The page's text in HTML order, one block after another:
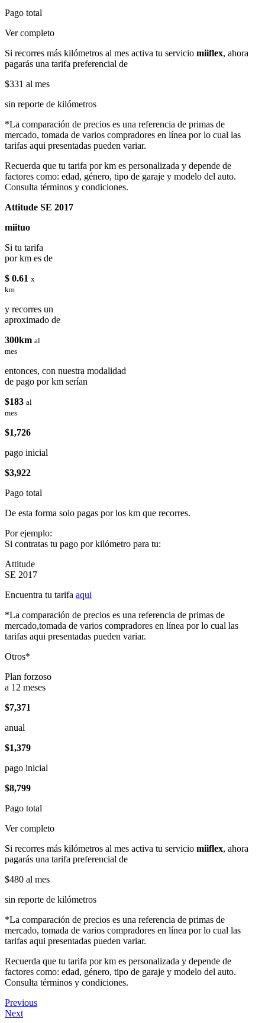
Pago total
Ver completo
Si recorres más kilómetros al mes activa tu servicio miiflex, ahora
pagarás una tarifa preferencial de
$331 al mes
sin reporte de kilómetros
*La comparación de precios es una referencia de primas de
mercado, tomada de varios compradores en línea por lo cual las
tarifas aqui presentadas pueden variar.
Recuerda que tu tarifa por km es personalizada y depende de
factores como: edad, género, tipo de garaje y modelo del auto.
Consulta términos y condiciones.
Attitude SE 2017
miituo
Si tu tarifa
por km es de
$ 0.61 x
km
y recorres un
aproximado de
300km al
mes
entonces, con nuestra modalidad
de pago por km serían
$183 al
mes
$1,726
pago inicial
$3,922
Pago total
De esta forma solo pagas por los km que recorres.
Por ejemplo:
Si contratas tu pago por kilómetro para tu:
Attitude
SE 2017
Encuentra tu tarifa aqui
*La comparación de precios es una referencia de primas de
mercado,tomada de varios compradores en línea por lo cual las
tarifas aqui presentadas pueden variar.
Otros*
Plan forzoso
a 12 meses
$7,371
anual
$1,379
pago inicial
$8,799
Pago total
Ver completo
Si recorres más kilómetros al mes activa tu servicio miiflex, ahora
pagarás una tarifa preferencial de
$480 al mes
sin reporte de kilómetros
*La comparación de precios es una referencia de primas de
mercado, tomada de varios compradores en línea por lo cual las
tarifas aqui presentadas pueden variar.
Recuerda que tu tarifa por km es personalizada y depende de
factores como: edad, género, tipo de garaje y modelo del auto.
Consulta términos y condiciones.
Previous
Next